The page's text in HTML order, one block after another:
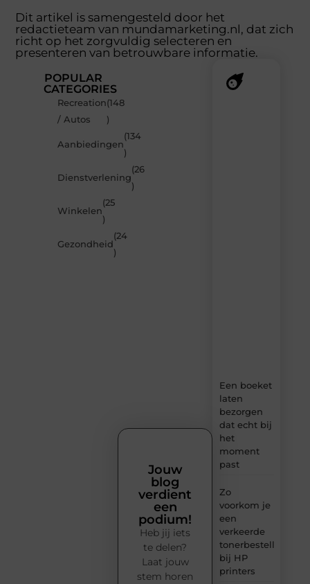
Dit artikel is samengesteld door het
redactieteam van mundamarketing.nl, dat zich
richt op het zorgvuldig selecteren en
presenteren van betrouwbare informatie.
POPULAR
CATEGORIES
Recreation
/ Autos
(148
)
Aanbiedingen
(134
)
Dienstverlening
(26
)
Winkelen
(25
)
Gezondheid
(24
)
Een boeket
laten
bezorgen
dat echt bij
het
moment
past
Zo
voorkom je
een
verkeerde
tonerbestelling
bij HP
printers
Jouw
blog
verdient
een
podium!
Heb jij iets
te delen?
Laat jouw
stem horen